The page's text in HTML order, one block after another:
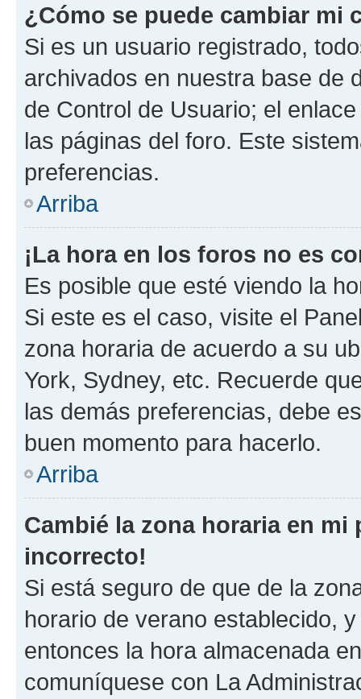
¿Cómo se puede cambiar mi
Si es un usuario registrado,
archivados en nuestra base de
de Control de Usuario; el
las páginas del foro. Este
preferencias.
Arriba
¡La hora en los foros no es
Es posible que esté viendo la
Si este es el caso, visite el
zona horaria de acuerdo a su
York, Sydney, etc. Recuerde
las demás preferencias, debe
buen momento para hacerlo.
Arriba
Cambié la zona horaria en
incorrecto!
Si está seguro de que de la
horario de verano establecido,
entonces la hora almacenada
comuníquese con La